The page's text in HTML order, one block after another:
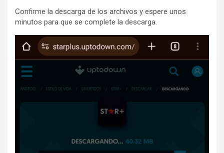
Confirme la descarga de los archivos y espere unos
minutos para que se complete la descarga.